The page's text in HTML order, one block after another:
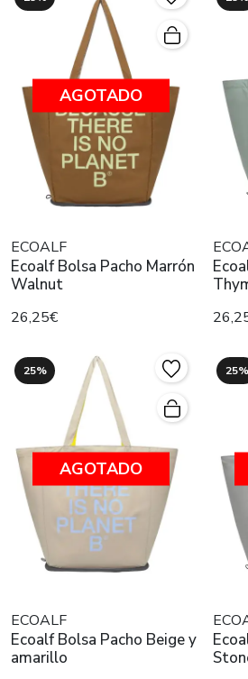
AGOTADO
ECOALF
Ecoalf Bolsa Pacho Marrón
Walnut
26,25€
25%
AGOTADO
ECOALF
Ecoalf Bolsa Pacho Beige y
amarillo
25%